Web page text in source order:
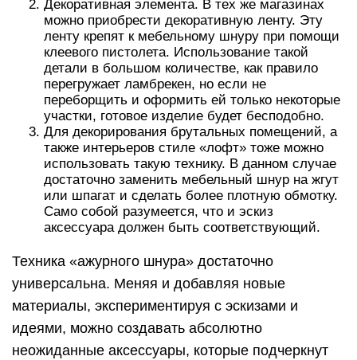
Декоративная элемента. В тех же магазинах
можно приобрести декоративную ленту. Эту
ленту крепят к мебельному шнуру при помощи
клеевого пистолета. Использование такой
детали в большом количестве, как правило
перегружает ламбрекен, но если не
переборщить и оформить ей только некоторые
участки, готовое изделие будет бесподобно.
Для декорирования брутальных помещений, а
также интерьеров стиле «лофт» тоже можно
использовать такую технику. В данном случае
достаточно заменить мебельный шнур на жгут
или шпагат и сделать более плотную обмотку.
Само собой разумеется, что и эскиз
аксессуара должен быть соответствующий.
Техника «ажурного шнура» достаточно
универсальна. Меняя и добавляя новые
материалы, экспериментируя с эскизами и
идеями, можно создавать абсолютно
неожиданные аксессуары, которые подчеркнут